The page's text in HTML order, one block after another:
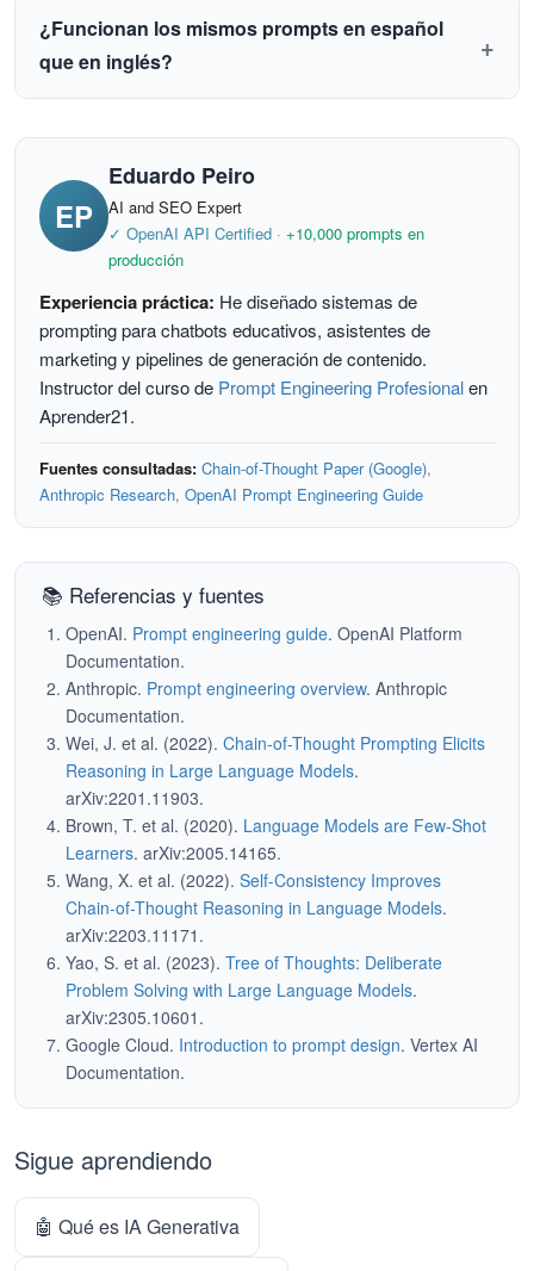
framework/librerías permitidas, descripción de la
función, inputs/outputs esperados, y restricciones (ej:
"sin dependencias externas"). Usa Chain of Thought
¿Funcionan los mismos prompts en español
que en inglés?
en tareas técnicas. Para máxima precisión, escribe el
prompt en inglés y pide la respuesta en español.
EP
Eduardo Peiro
AI and SEO Expert
✓ OpenAI API Certified ·+10,000 prompts en
producción
Experiencia práctica: He diseñado sistemas de
prompting para chatbots educativos, asistentes de
marketing y pipelines de generación de contenido.
Instructor del curso de Prompt Engineering Profesionalen
Aprender21.
Fuentes consultadas: Chain-of-Thought Paper (Google),
Anthropic Research, OpenAI Prompt Engineering Guide
📚 Referencias y fuentes
OpenAI. Prompt engineering guide. OpenAI Platform
Documentation.
Anthropic. Prompt engineering overview. Anthropic
Documentation.
Wei, J. et al. (2022). Chain-of-Thought Prompting Elicits
Reasoning in Large Language Models.
arXiv:2201.11903.
Brown, T. et al. (2020). Language Models are Few-Shot
Learners. arXiv:2005.14165.
Wang, X. et al. (2022). Self-Consistency Improves
Chain-of-Thought Reasoning in Language Models.
arXiv:2203.11171.
Yao, S. et al. (2023). Tree of Thoughts: Deliberate
Problem Solving with Large Language Models.
arXiv:2305.10601.
Google Cloud. Introduction to prompt design. Vertex AI
Documentation.
Sigue aprendiendo
🤖 Qué es IA Generativa